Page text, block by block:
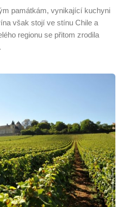
památkám, vynikající kuchyni
však stojí ve stínu Chile a
regionu se přitom zrodila